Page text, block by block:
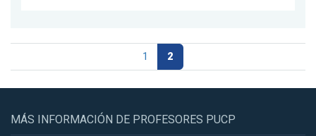
1 2
MÁS INFORMACIÓN DE PROFESORES PUCP